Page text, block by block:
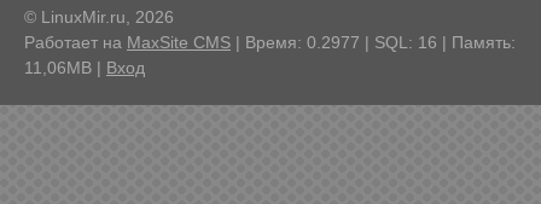
© LinuxMir.ru, 2026
Работает на MaxSite CMS | Время: 0.2977 | SQL: 16 | Память:
11,06MB | Вход